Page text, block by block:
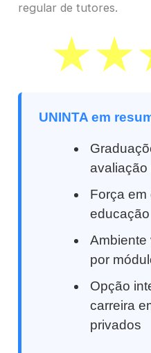
regular de tutores.
UNINTA em
avaliação
Força em
educação
Ambiente
por
Opção
carreira
privados